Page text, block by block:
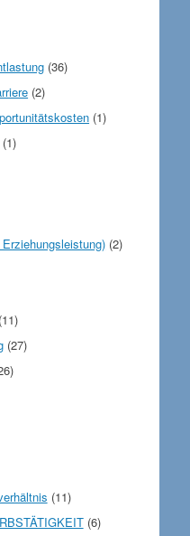
(36)
(2)
(1)
(1)
(2)
(27)
(11)
(6)